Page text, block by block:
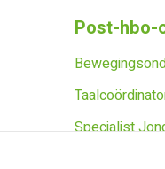
Post-hbo-
Specialist